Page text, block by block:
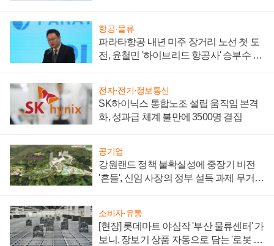
항공·물류
파라타항공 내년 미주 장거리 노선 첫 도
전, 윤철민 '하이브리드 항공사' 승부수 통
전자·전기·정보통신
SK하이닉스 통합노조 설립 움직임 본격
화, 성과급 체계 불만에 3500명 결집
공기업
강원랜드 정책 불확실성에 중장기 비전
'흔들', 신임 사장의 정부 설득 과제 무거워
소비자·유통
[현장] 롯데마트 야심작 '부산 물류센터' 가
보니, 장보기 상품 자동으로 담는 '로봇 40